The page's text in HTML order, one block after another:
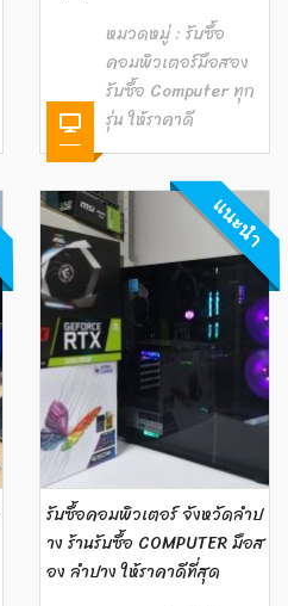
หมวดหมู่ : รับซื้อ
คอมพิวเตอร์มือสอง
รับซื้อ Computer ทุก
รุ่น ให้ราคาดี
แนะนำ
รับซื้อคอมพิวเตอร์ จังหวัดลำป
าง ร้านรับซื้อ COMPUTER มือส
อง ลำปาง ให้ราคาดีที่สุด